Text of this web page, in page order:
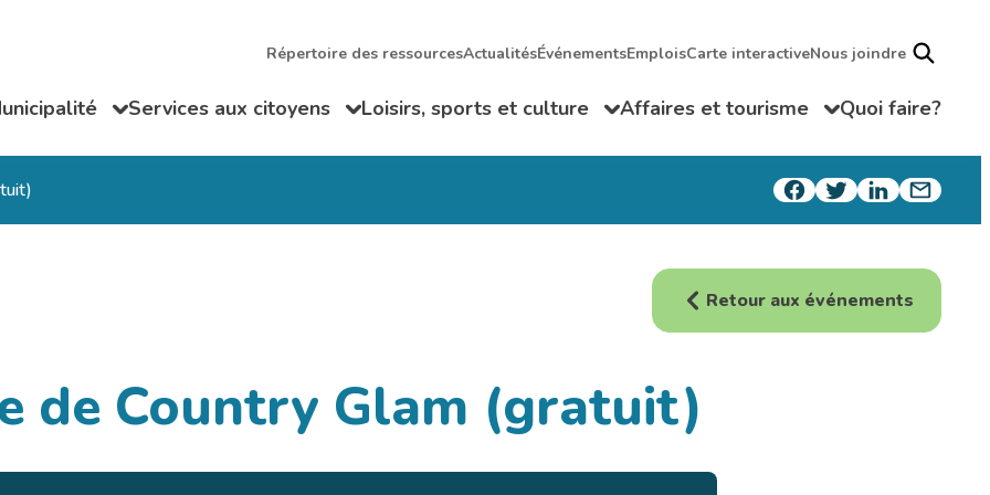
Répertoire des ressourcesActualitésÉvénementsEmploisCarte interactiveNous joindre
Fermer le sous-menuServices aux citoyens
Ouvrir/Fermer le sous-menuLoisirs, sports et culture
Ouvrir/Fermer le sous-menuAffaires et tourisme
Ouvrir/Fermer le sous-menuQuoi faire?
Retour aux événements
de Country Glam (gratuit)